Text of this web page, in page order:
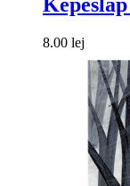
8.00 lej